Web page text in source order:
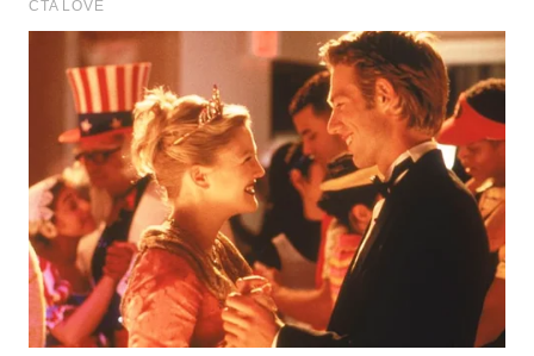
WN
KARAWANG
WN
BEKASI
WN
BOGOR
WN
DEPOK